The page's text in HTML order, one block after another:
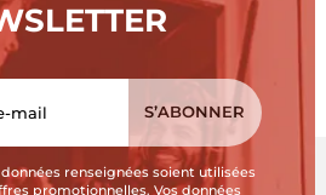
renseignées soient utilisées
promotionnelles. Vos données